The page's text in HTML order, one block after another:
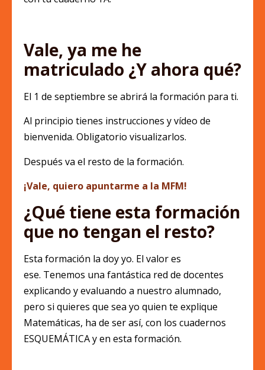
Vale, ya me he
matriculado ¿Y ahora qué?
El 1 de septiembre se abrirá la formación para ti.
Al principio tienes instrucciones y vídeo de
bienvenida. Obligatorio visualizarlos.
Después va el resto de la formación.
¡Vale, quiero apuntarme a la MFM!
¿Qué tiene esta formación
que no tengan el resto?
Esta formación la doy yo. El valor es
ese. Tenemos una fantástica red de docentes
explicando y evaluando a nuestro alumnado,
pero si quieres que sea yo quien te explique
Matemáticas, ha de ser así, con los cuadernos
ESQUEMÁTICA y en esta formación.